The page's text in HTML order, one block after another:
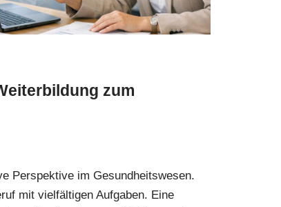
zum
Perspektive im Gesundheitswesen.
mit vielfältigen Aufgaben. Eine